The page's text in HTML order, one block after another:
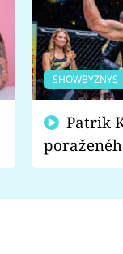
SHOWBYZNYS
fanoušci